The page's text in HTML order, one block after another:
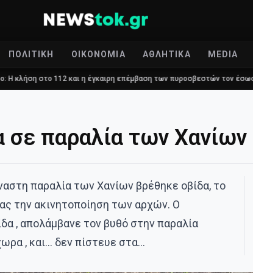
ΠΟΛΙΤΙΚΉ ΟΙΚΟΝΟΜΊΑ ΑΘΛΗΤΙΚΆ MEDIA
και η έγκαιρη επέμβαση των πυροσβεστών τον έσωσαν!
σε παραλία των Χανίων
παραλία των Χανίων βρέθηκε οβίδα, το
την ακινητοποίηση των αρχών. Ο
, απολάμβανε τον βυθό στην παραλία
, και… δεν πίστευε στα…